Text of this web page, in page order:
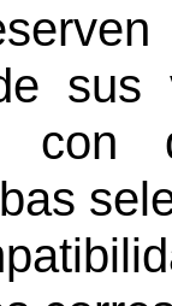
sus
con